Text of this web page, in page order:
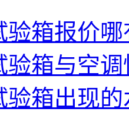
验箱报价
验箱与空
验箱出现